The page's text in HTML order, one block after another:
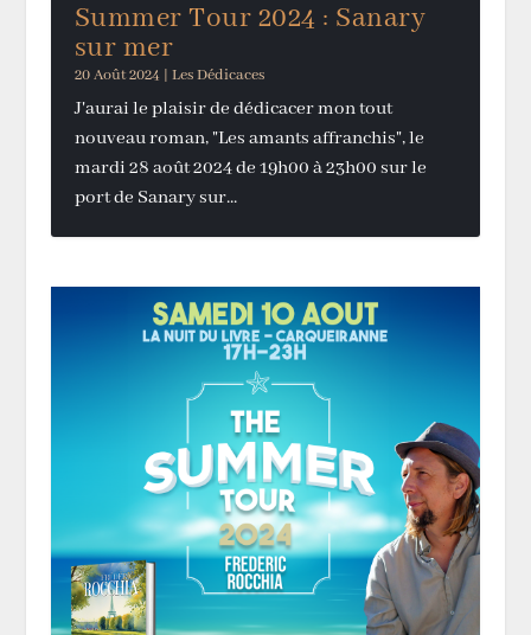
Summer Tour 2024 : Sanary
sur mer
20 Août 2024 | Les Dédicaces
J'aurai le plaisir de dédicacer mon tout
nouveau roman, "Les amants affranchis", le
mardi 28 août 2024 de 19h00 à 23h00 sur le
port de Sanary sur...